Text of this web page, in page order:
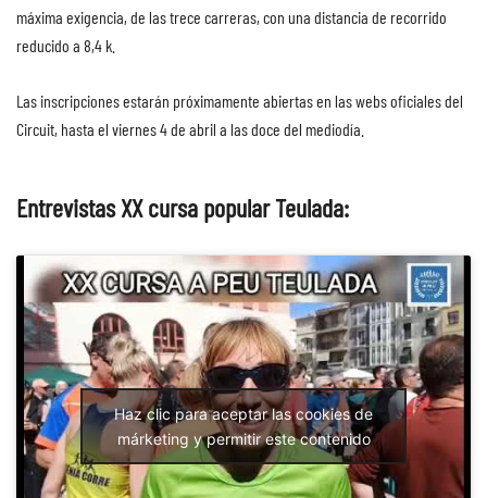
máxima exigencia, de las trece carreras, con una distancia de recorrido
reducido a 8,4 k.
Las inscripciones estarán próximamente abiertas en las webs oficiales del
Circuit, hasta el viernes 4 de abril a las doce del mediodía.
Entrevistas XX cursa popular Teulada:
Haz clic para aceptar las cookies de
márketing y permitir este contenido